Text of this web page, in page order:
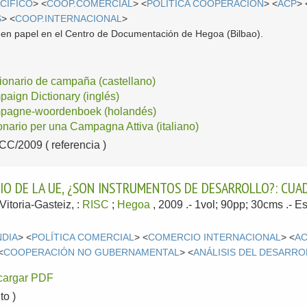
> <COOP.COMERCIAL> <POLÍTICA COOPERACIÓN> <ACP>
> <COOP.INTERNACIONAL>
papel en el Centro de Documentación de Hegoa (Bilbao).
de campaña (castellano)
Dictionary (inglés)
woordenboek (holandés)
per una Campagna Attiva (italiano)
2009 ( referencia )
DE LA UE, ¿SON INSTRUMENTOS DE DESARROLLO?:
Vitoria-Gasteiz, : RISC ; Hegoa , 2009 .- 1vol; 90pp; 30cms .-
> <POLÍTICA COMERCIAL> <COMERCIO INTERNACIONAL> <
COOPERACIÓN NO GUBERNAMENTAL> <ANÁLISIS DEL
PDF
)